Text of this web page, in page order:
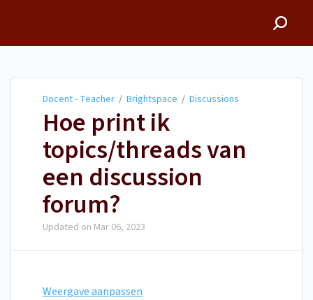
Docent - Teacher / Brightspace / Discussions
Hoe print ik
topics/threads van
een discussion
forum?
Updated on Mar 06, 2023
Weergave aanpassen